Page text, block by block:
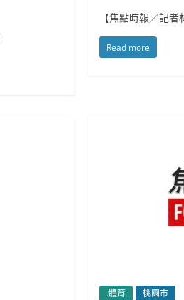
【焦點時報／記
Read more
.體育 桃園市